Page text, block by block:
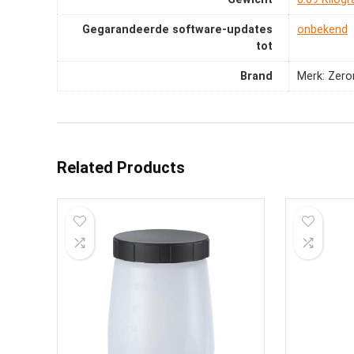
Gegarandeerde software-updates
tot
‎onbekend
Brand Merk:
Related Products